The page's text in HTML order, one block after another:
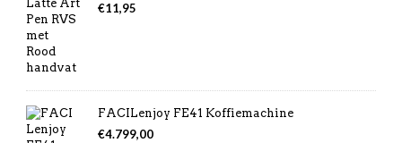
€11,95
FACILenjoy FE41 Koffiemachine
€4.799,00